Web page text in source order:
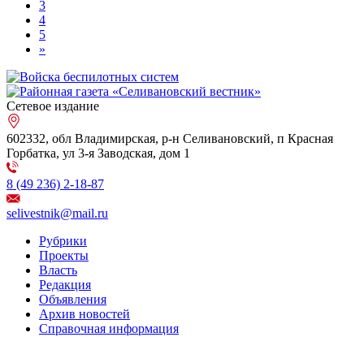
3
4
5
»
Сетевое издание
602332, обл Владимирская, р-н Селивановский, п Красная
Горбатка, ул 3-я Заводская, дом 1
8 (49 236) 2-18-87
selivestnik@mail.ru
Рубрики
Проекты
Власть
Редакция
Объявления
Архив новостей
Справочная информация